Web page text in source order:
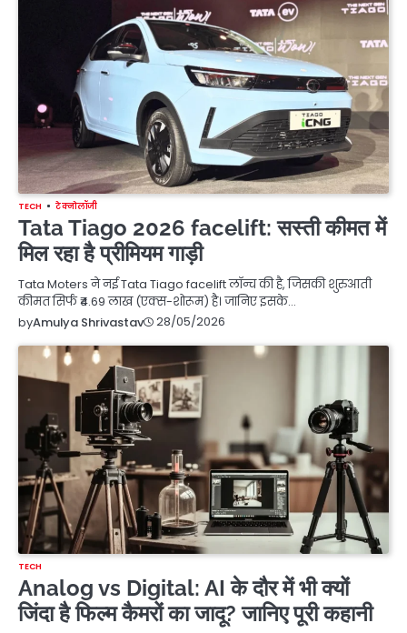
TECH टेक्नोलॉजी
Tata Tiago 2026 facelift: सस्ती कीमत में
मिल रहा है प्रीमियम गाड़ी
Tata Moters ने नई Tata Tiago facelift लॉन्च की है, जिसकी शुरुआती
कीमत सिर्फ ₹4.69 लाख (एक्स-शोरूम) है। जानिए इसके…
byAmulya Shrivastav 28/05/2026
TECH
Analog vs Digital: AI के दौर में भी क्यों
जिंदा है फिल्म कैमरों का जादू? जानिए पूरी कहानी